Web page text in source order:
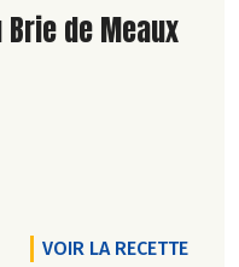
de Meaux
VOIR LA RECETTE